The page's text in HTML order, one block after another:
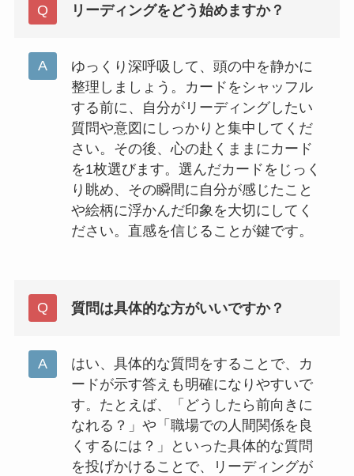
リーディングをどう始めますか？
ゆっくり深呼吸して、頭の中を静かに
整理しましょう。カードをシャッフル
する前に、自分がリーディングしたい
質問や意図にしっかりと集中してくだ
さい。その後、心の赴くままにカード
を1枚選びます。選んだカードをじっく
り眺め、その瞬間に自分が感じたこと
や絵柄に浮かんだ印象を大切にしてく
ださい。直感を信じることが鍵です。
質問は具体的な方がいいですか？
はい、具体的な質問をすることで、カ
ードが示す答えも明確になりやすいで
す。たとえば、「どうしたら前向きに
なれる？」や「職場での人間関係を良
くするには？」といった具体的な質問
を投げかけることで、リーディングが